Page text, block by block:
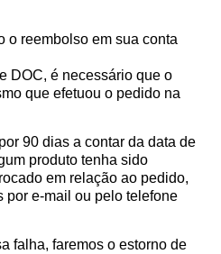
o reembolso em sua conta
DOC, é necessário que o
que efetuou o pedido na
90 dias a contar da data de
produto tenha sido
em relação ao pedido,
por e-mail ou pelo telefone
falha, faremos o estorno de